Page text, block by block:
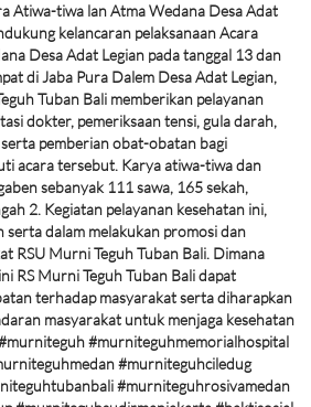
Atiwa-tiwa lan Atma Wedana Desa Adat
kelancaran pelaksanaan Acara
Desa Adat Legian pada tanggal 13 dan
di Jaba Pura Dalem Desa Adat Legian,
Tuban Bali memberikan pelayanan
dokter, pemeriksaan tensi, gula darah,
pemberian obat-obatan bagi
acara tersebut. Karya atiwa-tiwa dan
sebanyak 111 sawa, 165 sekah,
2. Kegiatan pelayanan kesehatan ini,
dalam melakukan promosi dan
RSU Murni Teguh Tuban Bali. Dimana
RS Murni Teguh Tuban Bali dapat
terhadap masyarakat serta diharapkan
masyarakat untuk menjaga kesehatan
#murniteguhmemorialhospital
#murniteguhciledug
#murniteguhrosivamedan